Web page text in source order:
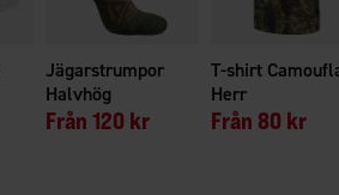
Jägarstrumpor
Halvhög
Från120 kr
T-shirt
Herr
Från 80 kr